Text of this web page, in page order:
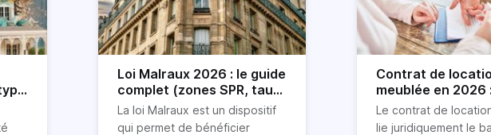
Loi Malraux 2026 : le guide
complet (zones SPR, taux,
conditions)
La loi Malraux est un dispositif
qui permet de bénéficier
Contrat de
meublée en 2026
détaillé !
Le contrat de
lie juridiquement le